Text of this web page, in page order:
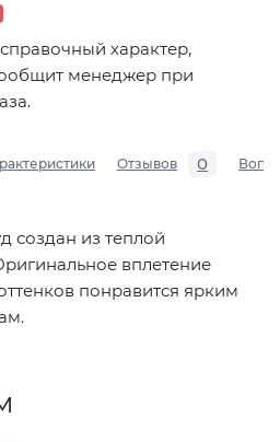
характер,
менеджер при
Отзывов 0
создан из теплой
вплетение
понравится ярким